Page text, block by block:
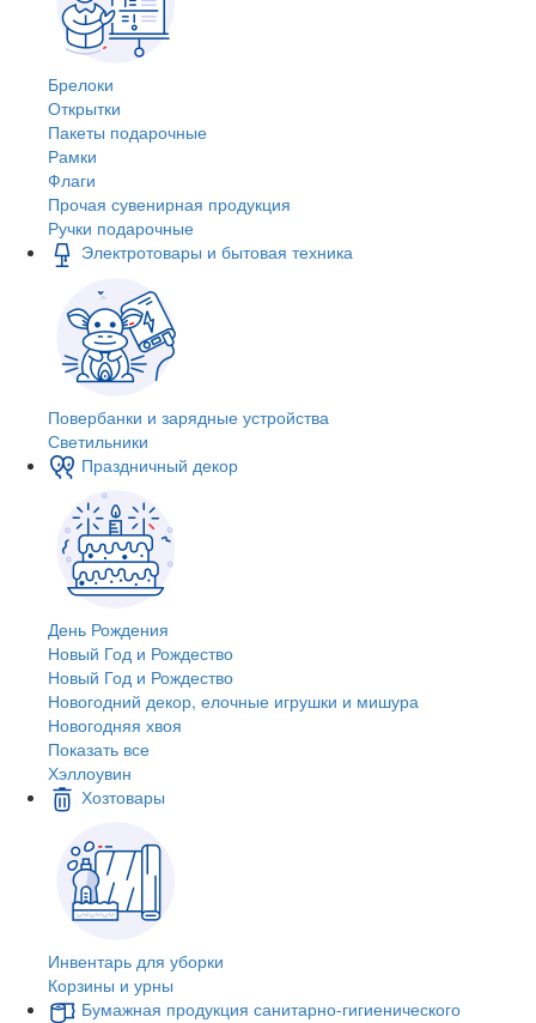
Брелоки
Открытки
Пакеты подарочные
Рамки
Флаги
Прочая сувенирная продукция
Ручки подарочные
Электротовары и бытовая техника
Повербанки и зарядные устройства
Светильники
Праздничный декор
День Рождения
Новый Год и Рождество
Новый Год и Рождество
Новогодний декор, елочные игрушки и мишура
Новогодняя хвоя
Показать все
Хэллоувин
Хозтовары
Инвентарь для уборки
Корзины и урны
Бумажная продукция санитарно-гигиенического